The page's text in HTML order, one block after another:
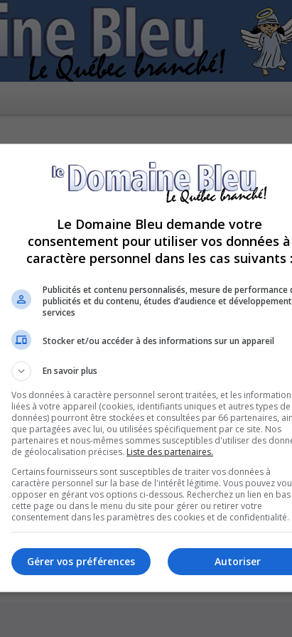
Style version: 1.1.8
Développé parphpBB
® Forum Software © phpBB Limited
Traduction française officielle©Qiaeru
Le Domaine Bleu demande votre
consentement pour utiliser vos données à
caractère personnel dans les cas suivants :
Publicités et contenu personnalisés, mesure de performance
publicités et du contenu, études d’audience et
services
Stocker et/ou accéder à des informations sur un appareil
En savoir plus
Vos données à caractère personnel seront traitées, et les
liées à votre appareil (cookies, identifiants uniques et autres types de
données) pourront être stockées et consultées par 66 partenaires,
que partagées avec lui, ou utilisées spécifiquement par ce site. Nos
partenaires et nous-mêmes sommes susceptibles d'utiliser des
de géolocalisation précises. Liste des partenaires.
Certains fournisseurs sont susceptibles de traiter vos données à
caractère personnel sur la base de l'intérêt légitime. Vous pouvez
opposer en gérant vos options ci-dessous. Recherchez un lien en
cette page ou dans le menu du site pour gérer ou retirer votre
consentement dans les paramètres des cookies et de confidentialité.
Autoriser
Gérer vos préférences